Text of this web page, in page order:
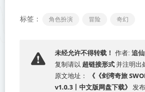
标签： 角色扮演 冒险 奇幻
未经允许不得转载！ 作者: 追
复制请以 超链接形式 并注明出
原文地址：
《《剑湾奇旅
v1.0.3丨中文版网盘下载》
发